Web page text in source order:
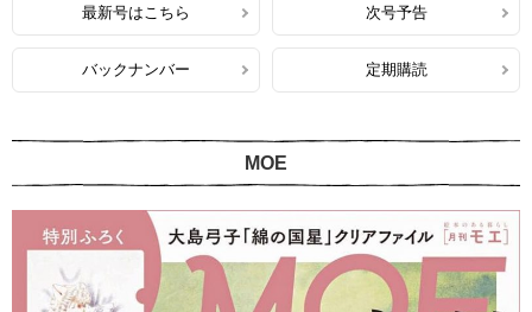
最新号はこちら 次号予告
バックナンバー 定期購読
MOE